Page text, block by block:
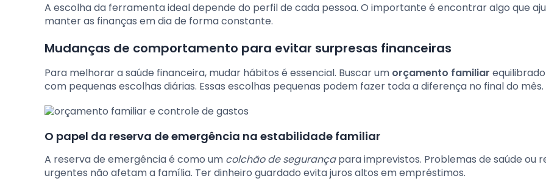
A escolha da ferramenta ideal depende do perfil de cada pessoa. O importante é encontrar algo que
manter as finanças em dia de forma constante.
Mudanças de comportamento para evitar surpresas financeiras
Para melhorar a saúde financeira, mudar hábitos é essencial. Buscar um orçamento familiar
com pequenas escolhas diárias. Essas escolhas pequenas podem fazer toda a diferença no final do mês.
O papel da reserva de emergência na estabilidade familiar
A reserva de emergência é como um colchão de segurançapara imprevistos. Problemas de saúde ou
urgentes não afetam a família. Ter dinheiro guardado evita juros altos em empréstimos.